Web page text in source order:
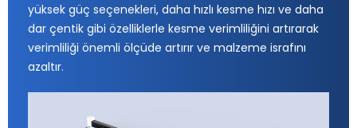
yüksek güç seçenekleri, daha hızlı kesme hızı ve daha
dar çentik gibi özelliklerle kesme verimliliğini artırarak
verimliliği önemli ölçüde artırır ve malzeme israfını
azaltır.